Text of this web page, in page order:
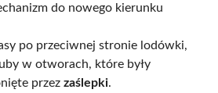
do nowego kierunku
po przeciwnej stronie lodówki,
w otworach, które były
przez zaślepki.